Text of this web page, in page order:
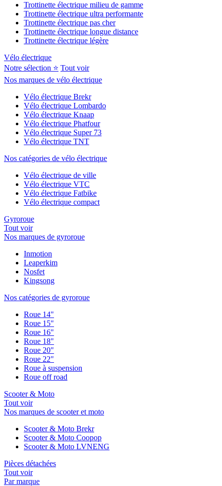
Trottinette électrique milieu de gamme
Trottinette électrique ultra performante
Trottinette électrique pas cher
Trottinette électrique longue distance
Trottinette électrique légère
Vélo électrique
Notre sélection ⭐ Tout voir
Nos marques de vélo électrique
Vélo électrique Brekr
Vélo électrique Lombardo
Vélo électrique Knaap
Vélo électrique Phatfour
Vélo électrique Super 73
Vélo électrique TNT
Nos catégories de vélo électrique
Vélo électrique de ville
Vélo électrique VTC
Vélo électrique Fatbike
Vélo électrique compact
Gyroroue
Tout voir
Nos marques de gyroroue
Inmotion
Leaperkim
Nosfet
Kingsong
Nos catégories de gyroroue
Roue 14"
Roue 15"
Roue 16"
Roue 18"
Roue 20"
Roue 22"
Roue à suspension
Roue off road
Scooter & Moto
Tout voir
Nos marques de scooter et moto
Scooter & Moto Brekr
Scooter & Moto Coopop
Scooter & Moto LVNENG
Pièces détachées
Tout voir
Par marque